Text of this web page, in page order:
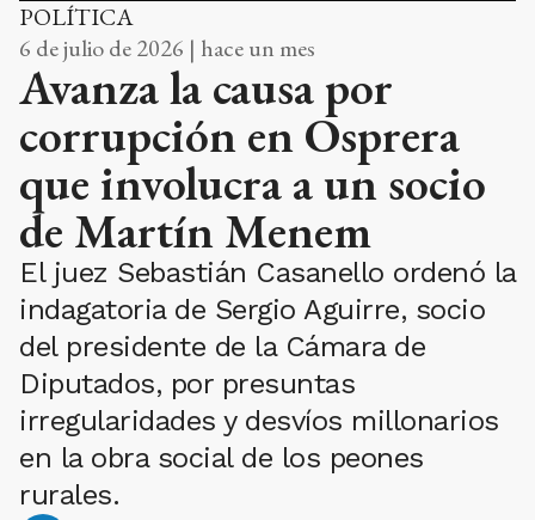
POLÍTICA
6 de julio de 2026 | hace un mes
Avanza la causa por
corrupción en Osprera
que involucra a un socio
de Martín Menem
El juez Sebastián Casanello ordenó la
indagatoria de Sergio Aguirre, socio
del presidente de la Cámara de
Diputados, por presuntas
irregularidades y desvíos millonarios
en la obra social de los peones
rurales.